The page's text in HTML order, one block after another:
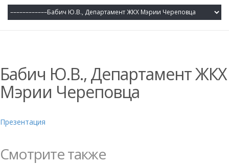
Бабич Ю.В., Департамент ЖКХ
Мэрии Череповца
Презентация
Смотрите также